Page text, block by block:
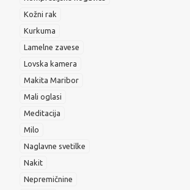
Kožni rak
Kurkuma
Lamelne zavese
Lovska kamera
Makita Maribor
Mali oglasi
Meditacija
Milo
Naglavne svetilke
Nakit
Nepremičnine